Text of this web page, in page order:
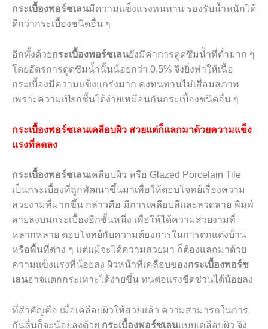
กระเบื้องพอร์ซเลนมีความแข็งแรงทนทาน รองรับน้ำหนักได้
ดีกว่ากระเบื้องชนิดอื่น ๆ
อีกทั้งด้วยกระเบื้องพอร์ซเลนยังมีค่าการดูดซึมน้ำที่ต่ำมาก ๆ
โดยอัตรการดูดซึมน้ำนั้นน้อยกว่า 0.5% จึงยิ่งทำให้เนื้อ
กระเบื้องมีความแข็งแกร่งมาก คงทนทานไม่เสื่อมสภาพ
เพราะความเปียกชื้นได้ง่ายเหมือนกันกระเบื้องชนิดอื่น ๆ
กระเบื้องพอร์ซเลนเคลือบผิว สวยแต่ก็แลกมาด้วยความแข็ง
แรงที่ลดลง
กระเบื้องพอร์ซเลนเคลือบผิว หรือ Glazed Porcelain Tile
เป็นกระเบื้องที่ถูกพัฒนาขึ้นมาเพื่อให้ตอบโจทย์เรื่องความ
สวยงามที่มากขึ้น กล่าวคือ มีการเคลือบสีและลวดลาย พิมพ์
ลายลงบนกระเบื้องอีกชั้นหนึ่ง เพื่อให้ได้ความสวยงามที่
หลากหลาย ตอบโจทย์กับความต้องการในการตกแต่งบ้าน
หรือพื้นที่ต่าง ๆ แต่แม้จะได้ความสวยมา ก็ต้องแลกมาด้วย
ความแข็งแรงที่น้อยลง ผิวหน้าที่เคลือบของกระเบื้องพอร์ซ
เลนอาจแตกกระเทาะได้ง่ายขึ้น ทนต่อแรงขีดข่วนได้น้อยลง
ที่สำคัญคือ เมื่อเคลือบผิวให้สวยแล้ว ความสามารถในการ
กันลื่นก็จะน้อยลงด้วย กระเบื้องพอร์ซเลนแบบเคลือบผิว จึง